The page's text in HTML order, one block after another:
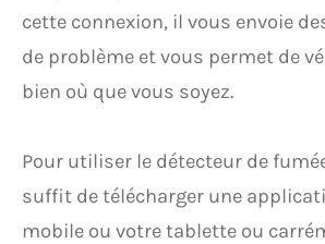
cette connexion, il vous envoie
de problème et vous permet de
bien où que vous soyez.
Pour utiliser le détecteur de
suffit de télécharger une
mobile ou votre tablette ou